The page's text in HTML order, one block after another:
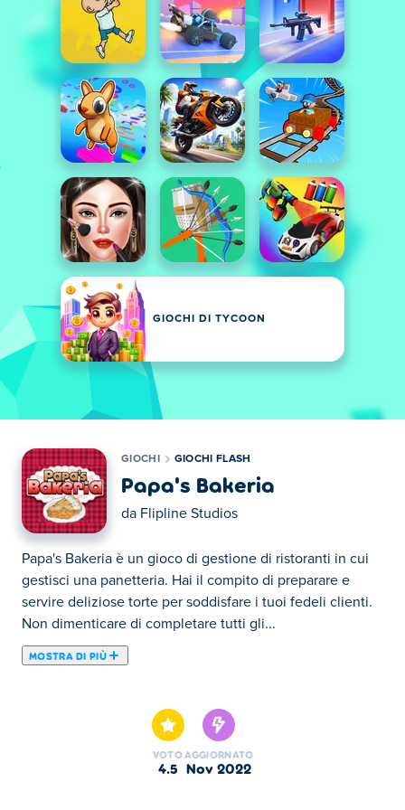
GIOCHI DI TYCOON
GIOCHI GIOCHI FLASH
Papa's Bakeria
da Flipline Studios
Papa's Bakeria è un gioco di gestione di ristoranti in cui
gestisci una panetteria. Hai il compito di preparare e
servire deliziose torte per soddisfare i tuoi fedeli clienti.
Non dimenticare di completare tutti gli...
MOSTRA DI PIÙ
servire deliziose torte per soddisfare i tuoi fedeli clienti.
Non dimenticare di completare tutti gli obiettivi e servire
tutti i clienti VIP per massimizzare il successo della tua
VOTO
4.5
AGGIORNATO
nov 2022